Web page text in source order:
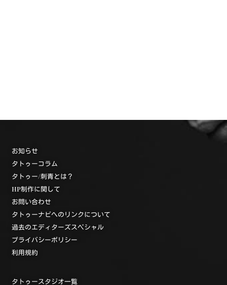
お知らせ
タトゥーコラム
タトゥー/刺青とは？
HP制作に関して
お問い合わせ
タトゥーナビへのリンクについて
過去のエディターズスペシャル
プライバシーポリシー
利用規約
タトゥースタジオ一覧